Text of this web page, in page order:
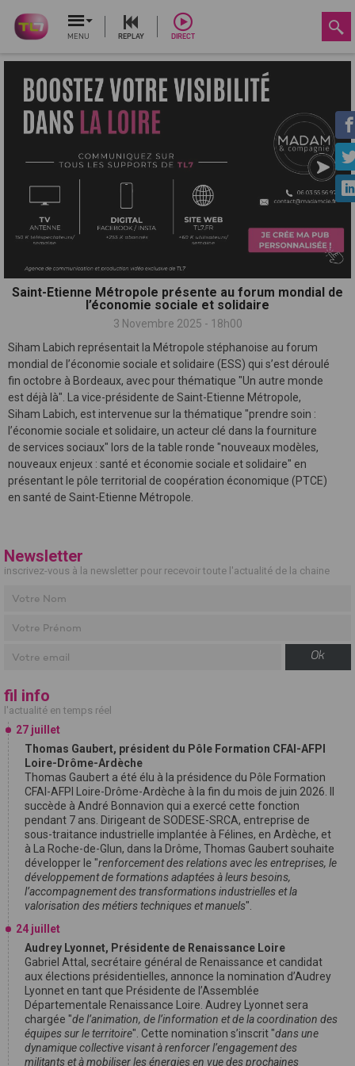
MENU REPLAY DIRECT
Saint-Etienne Métropole présente au forum mondial de
l’économie sociale et solidaire
3 Novembre 2025 - 18h00
Siham Labich représentait la Métropole stéphanoise au forum
mondial de l’économie sociale et solidaire (ESS) qui s’est déroulé
fin octobre à Bordeaux, avec pour thématique "Un autre monde
est déjà là". La vice-présidente de Saint-Etienne Métropole,
Siham Labich, est intervenue sur la thématique "prendre soin :
l’économie sociale et solidaire, un acteur clé dans la fourniture
de services sociaux" lors de la table ronde "nouveaux modèles,
nouveaux enjeux : santé et économie sociale et solidaire" en
présentant le pôle territorial de coopération économique (PTCE)
en santé de Saint-Etienne Métropole.
Newsletter
inscrivez-vous à la newsletter pour recevoir toute l'actualité de la chaine
Ok
fil info
l'actualité en temps réel
27 juillet
Thomas Gaubert, président du Pôle Formation CFAI-AFPI
Loire-Drôme-Ardèche
Thomas Gaubert a été élu à la présidence du Pôle Formation
CFAI-AFPI Loire-Drôme-Ardèche à la fin du mois de juin 2026. Il
succède à André Bonnavion qui a exercé cette fonction
pendant 7 ans. Dirigeant de SODESE-SRCA, entreprise de
sous-traitance industrielle implantée à Félines, en Ardèche, et
à La Roche-de-Glun, dans la Drôme, Thomas Gaubert souhaite
développer le "renforcement des relations avec les entreprises, le
développement de formations adaptées à leurs besoins,
l’accompagnement des transformations industrielles et la
valorisation des métiers techniques et manuels".
24 juillet
Audrey Lyonnet, Présidente de Renaissance Loire
Gabriel Attal, secrétaire général de Renaissance et candidat
aux élections présidentielles, annonce la nomination d’Audrey
Lyonnet en tant que Présidente de l’Assemblée
Départementale Renaissance Loire. Audrey Lyonnet sera
chargée "de l’animation, de l’information et de la coordination des
équipes sur le territoire". Cette nomination s’inscrit "dans une
dynamique collective visant à renforcer l’engagement des
militants et à mobiliser les énergies en vue des prochaines